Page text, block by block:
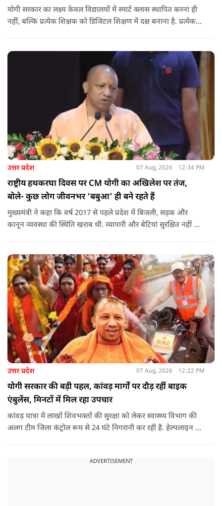
योगी सरकार का लक्ष्य केवल विद्यालयों में स्मार्ट क्लास स्थापित करना ही
नहीं, बल्कि प्रत्येक शिक्षक को डिजिटल शिक्षण में दक्ष बनाना है. प्रत्येक
उत्तर प्रदेश 07 Aug, 2026 12:34 PM
राष्ट्रीय हथकरघा दिवस पर CM योगी का अखिलेश पर तंज,
बोले- कुछ लोग जीवनभर ‘बबुआ’ ही बने रहते हैं
मुख्यमंत्री ने कहा कि वर्ष 2017 से पहले प्रदेश में बिजली, सड़क और
कानून व्यवस्था की स्थिति खराब थी. व्यापारी और बेटियां सुरक्षित नहीं थीं.
हस्तशिल्पियों को उठाना पड़ा.
उत्तर प्रदेश 07 Aug, 2026 12:22 PM
योगी सरकार की बड़ी पहल, कांवड़ मार्गों पर दौड़ रहीं बाइक
एंबुलेंस, मिनटों में मिल रहा उपचार
कांवड़ यात्रा में लाखों शिवभक्तों की सुरक्षा को लेकर स्वास्थ्य विभाग की
अलग टीम जिला कंट्रोल रूम से 24 घंटे निगरानी कर रही है. हेल्पलाइन पर
ADVERTISEMENT